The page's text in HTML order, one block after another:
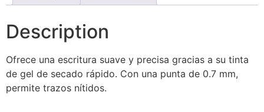
Description
Ofrece una escritura suave y precisa gracias a su tinta
de gel de secado rápido. Con una punta de 0.7 mm,
permite trazos nítidos.